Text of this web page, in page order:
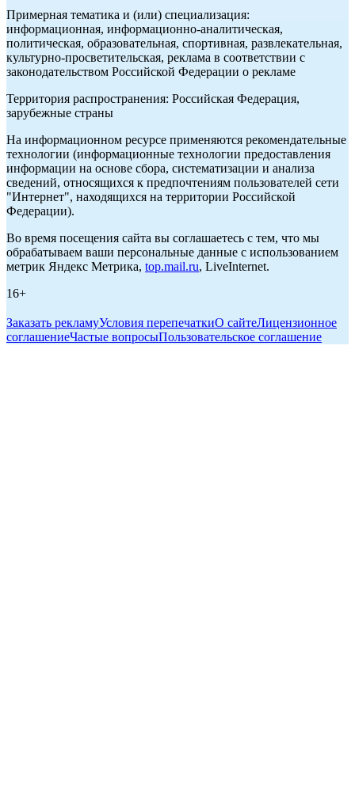
Примерная тематика и (или) специализация:
информационная, информационно-аналитическая,
политическая, образовательная, спортивная, развлекательная,
культурно-просветительская, реклама в соответствии с
законодательством Российской Федерации о рекламе
Территория распространения: Российская Федерация,
зарубежные страны
На информационном ресурсе применяются рекомендательные
технологии (информационные технологии предоставления
информации на основе сбора, систематизации и анализа
сведений, относящихся к предпочтениям пользователей сети
"Интернет", находящихся на территории Российской
Федерации).
Во время посещения сайта вы соглашаетесь с тем, что мы
обрабатываем ваши персональные данные с использованием
метрик Яндекс Метрика, top.mail.ru, LiveInternet.
16+
Заказать рекламуУсловия перепечаткиО сайтеЛицензионное
соглашениеЧастые вопросыПользовательское соглашение